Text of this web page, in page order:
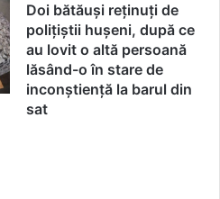
Doi bătăuși reținuți de
polițiștii hușeni, după ce
au lovit o altă persoană
lăsând-o în stare de
inconștiență la barul din
sat